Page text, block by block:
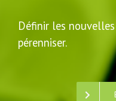
Définir les
pérenniser.